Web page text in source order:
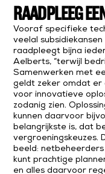
RAADPLEEG
Vooraf specifieke
veelal
raadpleegt bijna
Aelberts, “terwijl
Samenwerken met
geldt zeker omdat er
voor innovatieve
zodanig zien.
kunnen daarvoor
belangrijkste is, dat
vergroeningskeuzes.
beeld:
kunt prachtige
en alles daarvoor